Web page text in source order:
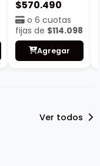
$570.490
o 6 cuotas
fijas de $114.098
Agregar
Ver todos